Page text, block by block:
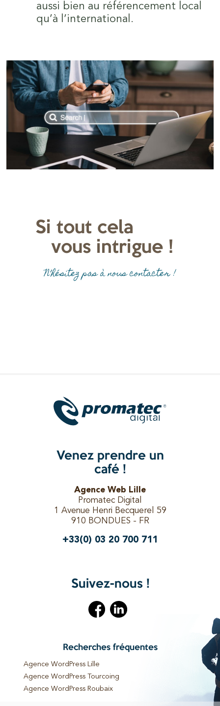
aussi bien au référencement local
qu’à l’international.
Si tout cela
vous intrigue !
N’hésitez pas à nouscontacter !
Venez prendre un
café !
Agence Web Lille
Promatec Digital
1 Avenue Henri Becquerel 59
910 BONDUES - FR
+33(0) 03 20 700 711
Suivez-nous !
Recherches fréquentes
Agence WordPress Lille
Agence WordPress Tourcoing
Agence WordPress Roubaix